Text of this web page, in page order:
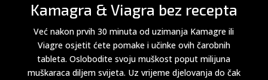
Kamagra & Viagra bez recepta
Već nakon prvih 30 minuta od uzimanja Kamagre ili
Viagre osjetit ćete pomake i učinke ovih čarobnih
tableta. Oslobodite svoju muškost poput milijuna
muškaraca diljem svijeta. Uz vrijeme djelovanja do čak